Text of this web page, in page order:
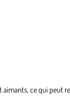
aimants, ce qui peut